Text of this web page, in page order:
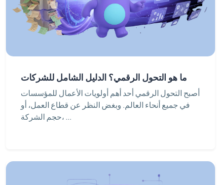
ما هو التحول الرقمي؟ الدليل الشامل للشركات
أصبح التحول الرقمي أحد أهم أولويات الأعمال للمؤسسات
في جميع أنحاء العالم. وبغض النظر عن قطاع العمل، أو
حجم الشركة، ...